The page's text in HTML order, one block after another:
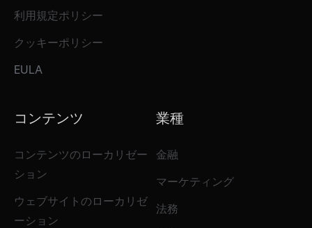
利用規定ポリシー
クッキーポリシー
EULA
コンテンツ
コンテンツのローカリゼー
ション
ウェブサイトのローカリゼ
ーション
業種
金融
マーケティング
法務